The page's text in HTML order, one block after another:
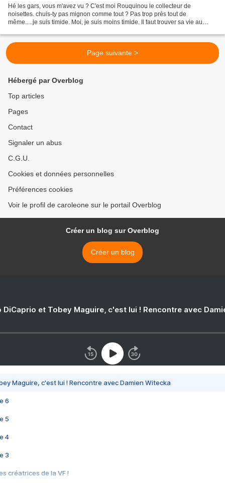
Hé les gars, vous m'avez vu ? C'est moi Rouquinou le collecteur de
noisettes. chuis-ty pas mignon comme tout ? Pas trop près tout de
même.....je suis timide. Moi, je suis moins timide. Il faut trouver sa vie au
Page suivante >
Hébergé par Overblog
Top articles
Pages
Contact
Signaler un abus
C.G.U.
Cookies et données personnelles
Préférences cookies
Voir le profil de caroleone sur le portail Overblog
Créer un blog sur Overblog
Créer un blog
DiCaprio et Tobey Maguire, c'est lui ! Rencontre avec
Maguire, c'est lui ! Rencontre avec Damien Witecka
6
5
4
3
créatrices de la VF !